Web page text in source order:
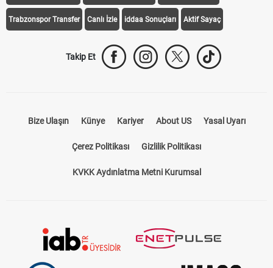
Trabzonspor Transfer Canlı İzle iddaa Sonuçları Aktif Sayaç
Takip Et
Bize Ulaşın Künye Kariyer About US Yasal Uyarı
Çerez Politikası Gizlilik Politikası
KVKK Aydınlatma Metni Kurumsal